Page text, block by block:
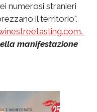
numerosi stranieri
il territorio".
manifestazione